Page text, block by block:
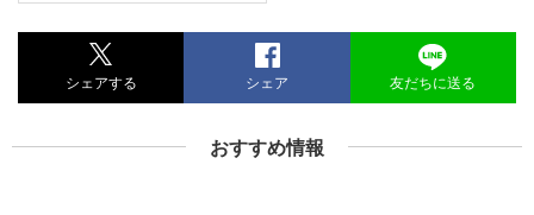
シェアする シェア 友だちに送る
おすすめ情報